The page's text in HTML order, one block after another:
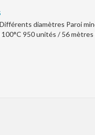
diamètres Paroi
950 unités / 56